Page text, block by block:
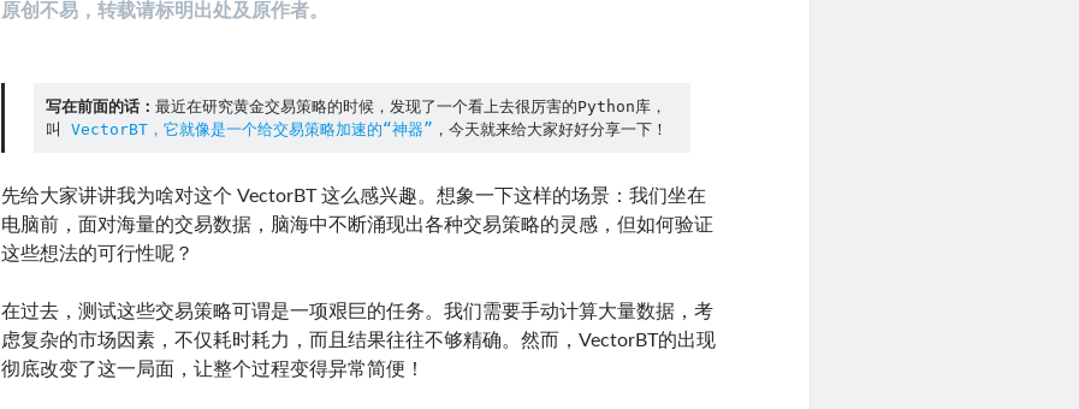
原创不易，转载请标明出处及原作者。
写在前面的话： 最近在研究黄金交易策略的时候，发现了一个看上去很厉害的Python库，
叫
VectorBT，它就像是一个给交易策略加速的“神器” ，今天就来给大家好好分享一下！
先给大家讲讲我为啥对这个 VectorBT 这么感兴趣。想象一下这样的场景：我们坐在
电脑前，面对海量的交易数据，脑海中不断涌现出各种交易策略的灵感，但如何验证
这些想法的可行性呢？
在过去，测试这些交易策略可谓是一项艰巨的任务。我们需要手动计算大量数据，考
虑复杂的市场因素，不仅耗时耗力，而且结果往往不够精确。然而，VectorBT的出现
彻底改变了这一局面，让整个过程变得异常简便！